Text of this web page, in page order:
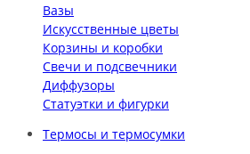
Вазы
Искусственные цветы
Корзины и коробки
Свечи и подсвечники
Диффузоры
Статуэтки и фигурки
Термосы и термосумки